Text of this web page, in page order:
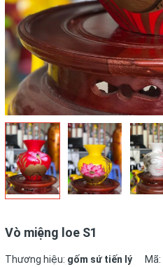
Vò miệng loe S1
Thương hiệu: gốm sứ tiến lý Mã: